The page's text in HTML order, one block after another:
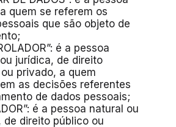
quem se referem os
que são objeto de
é a pessoa
jurídica, de direito
privado, a quem
as decisões referentes
de dados pessoais;
é a pessoa natural ou
de direito público ou